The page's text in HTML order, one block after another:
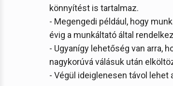
könnyítést is tartalmaz.
- Megengedi például, hogy
évig a munkáltató által
- Ugyanígy lehetőség van arra,
nagykorúvá válásuk után
- Végül ideiglenesen távol